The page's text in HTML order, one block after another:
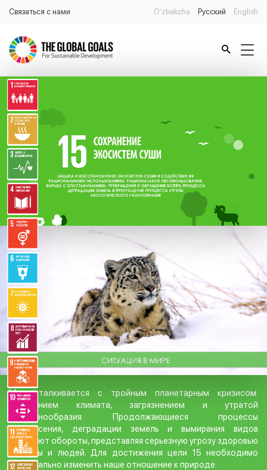
Связаться с нами O’zbekcha Русский English
Мир сталкивается с тройным планетарным кризисом:
изменением климата, загрязнением и утратой
биоразнообразия. Продолжающиеся процессы
обезлесения, деградации земель и вымирания видов
набирают обороты, представляя серьезную угрозу здоровью
планеты и людей. Для достижения цели 15 необходимо
кардинально изменить наше отношение к природе.